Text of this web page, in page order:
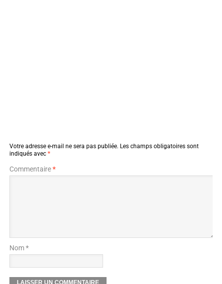
Votre adresse e-mail ne sera pas publiée. Les champs obligatoires sont
indiqués avec *
Commentaire*
Nom *